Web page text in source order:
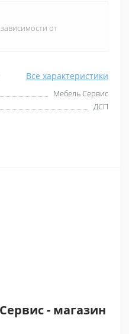
Все характеристики
Мебель Сервис
ДСП
от
- магазин